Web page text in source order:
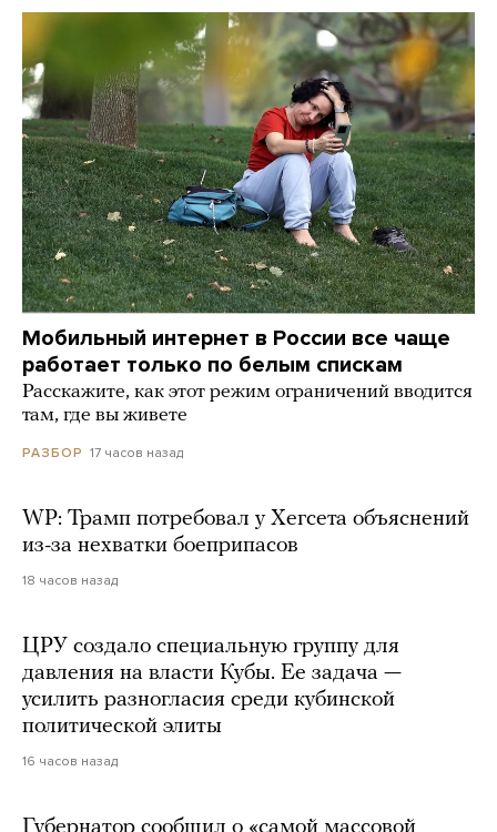
Мобильный интернет в России все чаще
работает только по белым спискам
Расскажите, как этот режим ограничений вводится
там, где вы живете
РАЗБОР 17 часов назад
WP: Трамп потребовал у Хегсета объяснений
из-за нехватки боеприпасов
18 часов назад
ЦРУ создало специальную группу для
давления на власти Кубы. Ее задача —
усилить разногласия среди кубинской
политической элиты
16 часов назад